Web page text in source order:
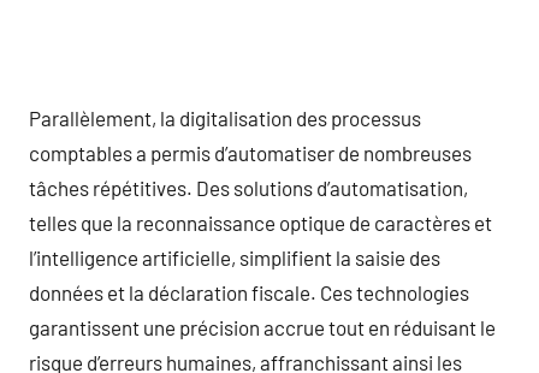
Parallèlement, la digitalisation des processus
comptables a permis d’automatiser de nombreuses
tâches répétitives. Des solutions d’automatisation,
telles que la reconnaissance optique de caractères et
l’intelligence artificielle, simplifient la saisie des
données et la déclaration fiscale. Ces technologies
garantissent une précision accrue tout en réduisant le
risque d’erreurs humaines, affranchissant ainsi les